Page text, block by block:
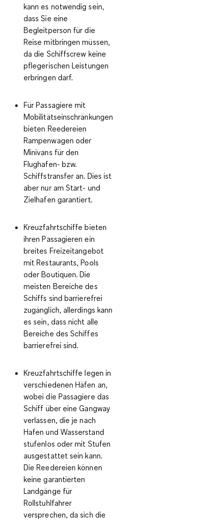
kann es notwendig sein,
dass Sie eine
Begleitperson für die
Reise mitbringen müssen,
da die Schiffscrew keine
pflegerischen Leistungen
erbringen darf.
Für Passagiere mit
Mobilitätseinschränkungen
bieten Reedereien
Rampenwagen oder
Minivans für den
Flughafen- bzw.
Schiffstransfer an. Dies ist
aber nur am Start- und
Zielhafen garantiert.
Kreuzfahrtschiffe bieten
ihren Passagieren ein
breites Freizeitangebot
mit Restaurants, Pools
oder Boutiquen. Die
meisten Bereiche des
Schiffs sind barrierefrei
zugänglich, allerdings kann
es sein, dass nicht alle
Bereiche des Schiffes
barrierefrei sind.
Kreuzfahrtschiffe legen in
verschiedenen Häfen an,
wobei die Passagiere das
Schiff über eine Gangway
verlassen, die je nach
Hafen und Wasserstand
stufenlos oder mit Stufen
ausgestattet sein kann.
Die Reedereien können
keine garantierten
Landgänge für
Rollstuhlfahrer
versprechen, da sich die